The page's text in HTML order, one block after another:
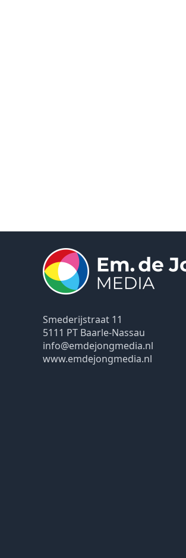
Smederijstraat 11
5111 PT Baarle-Nassau
info@emdejongmedia.nl
www.emdejongmedia.nl